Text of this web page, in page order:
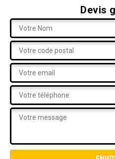
Devis